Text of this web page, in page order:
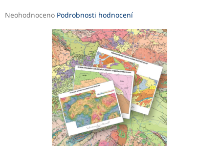
Průměrné
Neohodnoceno Podrobnosti hodnocení